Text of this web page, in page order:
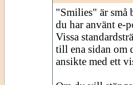
"Smilies" är små
du har använt e-
Vissa
till ena sidan om
ansikte med ett